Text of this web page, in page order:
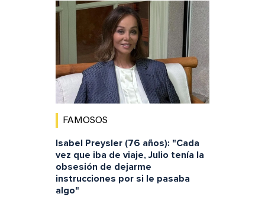
FAMOSOS
Isabel Preysler (76 años): "Cada
vez que iba de viaje, Julio tenía la
obsesión de dejarme
instrucciones por si le pasaba
algo"